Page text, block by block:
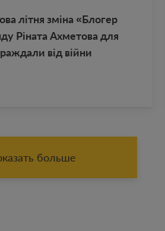
літня зміна «Бло­гер
Ріната Ах­ме­то­ва для
від війни
больше